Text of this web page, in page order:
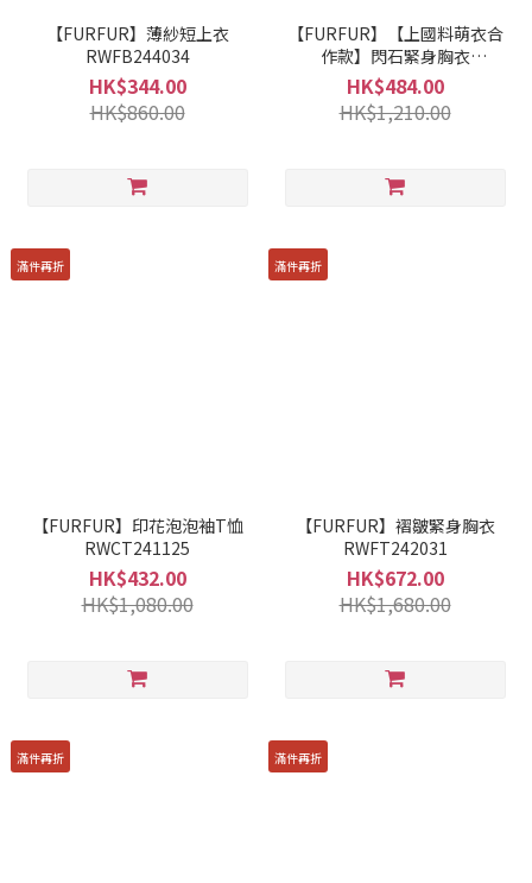
【FURFUR】薄紗短上衣
RWFB244034
HK$344.00
HK$860.00
【FURFUR】【上國料萌衣合
作款】閃石緊身胸衣
RWFT244030
HK$484.00
HK$1,210.00
滿件再折
【FURFUR】印花泡泡袖T恤
RWCT241125
HK$432.00
HK$1,080.00
滿件再折
【FURFUR】褶皺緊身胸衣
RWFT242031
HK$672.00
HK$1,680.00
滿件再折 滿件再折